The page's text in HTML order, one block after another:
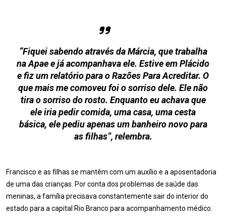
“Fiquei sabendo através da Márcia, que trabalha
na Apae e já acompanhava ele. Estive em Plácido
e fiz um relatório para o Razões Para Acreditar. O
que mais me comoveu foi o sorriso dele. Ele não
tira o sorriso do rosto. Enquanto eu achava que
ele iria pedir comida, uma casa, uma cesta
básica, ele pediu apenas um banheiro novo para
as filhas”, relembra.
Francisco e as filhas se mantêm com um auxílio e a aposentadoria
de uma das crianças. Por conta dos problemas de saúde das
meninas, a família precisava constantemente sair do interior do
estado para a capital Rio Branco para acompanhamento médico.